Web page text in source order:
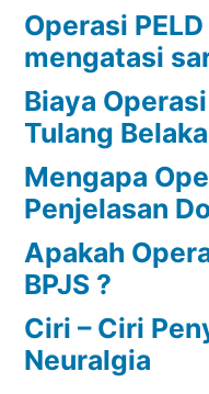
Operasi
mengatasi
Biaya
Tulang
Mengapa
Penjelasan
Apakah
BPJS ?
Ciri – Ciri
Neuralgia